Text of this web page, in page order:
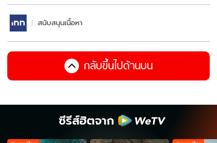
สนับสนุนเนื้อหา
กลับขึ้นไปด้านบน
ซีรีส์ฮิตจาก